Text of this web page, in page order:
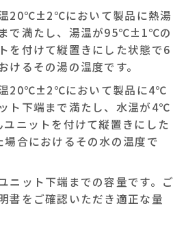
20℃±2℃において製品に熱湯
で満たし、湯温が95℃±1℃の
を付けて縦置きにした状態で6
けるその湯の温度です。
20℃±2℃において製品に4℃
ト下端まで満たし、水温が4℃
ニットを付けて縦置きにした
合におけるその水の温度で
ニット下端までの容量です。ご
書をご確認いただき適正な量